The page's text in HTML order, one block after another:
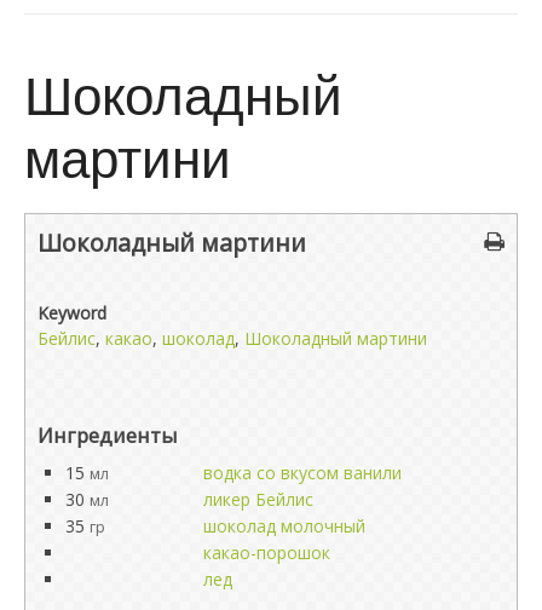
Шоколадный
мартини
Шоколадный мартини
Keyword
Бейлис, какао, шоколад, Шоколадный мартини
Ингредиенты
15 мл
водка со вкусом ванили
30 мл
ликер Бейлис
35 гр
шоколад молочный
какао-порошок
лед